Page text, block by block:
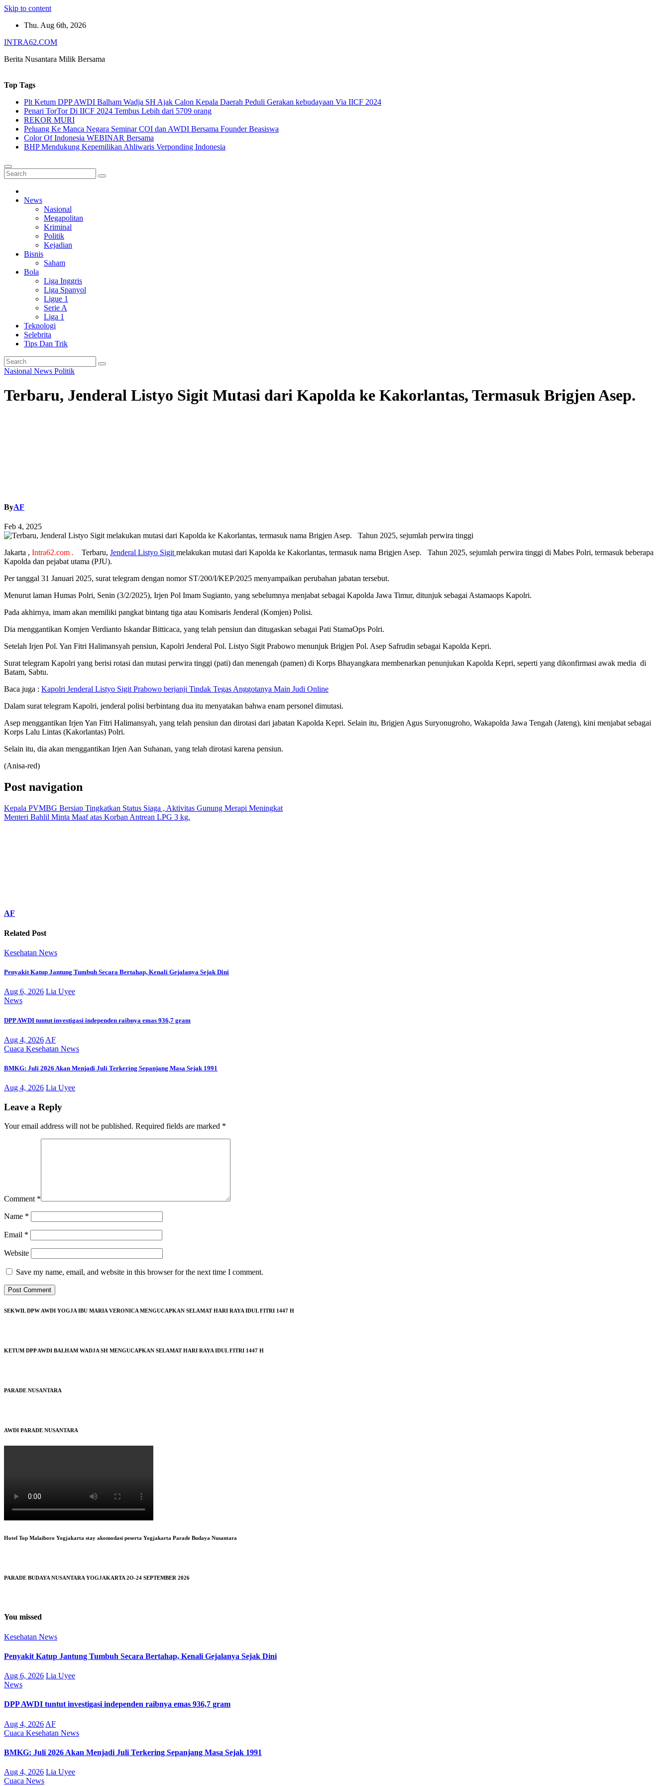
Skip to content
Thu. Aug 6th, 2026
INTRA62.COM
Berita Nusantara Milik Bersama
Top Tags
Plt Ketum DPP AWDI Balham Wadja SH Ajak Calon Kepala Daerah Peduli Gerakan kebudayaan Via IICF 2024
Penari TorTor Di IICF 2024 Tembus Lebih dari 5709 orang
REKOR MURI
Peluang Ke Manca Negara Seminar COI dan AWDI Bersama Founder Beasiswa
Color Of Indonesia WEBINAR Bersama
BHP Mendukung Kepemilikan Ahliwaris Verponding Indonesia
News
Nasional
Megapolitan
Kriminal
Politik
Kejadian
Bisnis
Saham
Bola
Liga Inggris
Liga Spanyol
Ligue 1
Serie A
Liga 1
Teknologi
Selebrita
Tips Dan Trik
Nasional News Politik
Terbaru, Jenderal Listyo Sigit Mutasi dari Kapolda ke Kakorlantas, Termasuk Brigjen Asep.
ByAF
Feb 4, 2025
Jakarta , Intra62.com . Terbaru, Jenderal Listyo Sigitmelakukan mutasi dari Kapolda ke Kakorlantas, termasuk nama Brigjen Asep. Tahun 2025, sejumlah perwira tinggi di Mabes Polri, termasuk beberapa
Kapolda dan pejabat utama (PJU).
Per tanggal 31 Januari 2025, surat telegram dengan nomor ST/200/I/KEP/2025 menyampaikan perubahan jabatan tersebut.
Menurut laman Humas Polri, Senin (3/2/2025), Irjen Pol Imam Sugianto, yang sebelumnya menjabat sebagai Kapolda Jawa Timur, ditunjuk sebagai Astamaops Kapolri.
Pada akhirnya, imam akan memiliki pangkat bintang tiga atau Komisaris Jenderal (Komjen) Polisi.
Dia menggantikan Komjen Verdianto Iskandar Bitticaca, yang telah pensiun dan ditugaskan sebagai Pati StamaOps Polri.
Setelah Irjen Pol. Yan Fitri Halimansyah pensiun, Kapolri Jenderal Pol. Listyo Sigit Prabowo menunjuk Brigjen Pol. Asep Safrudin sebagai Kapolda Kepri.
Surat telegram Kapolri yang berisi rotasi dan mutasi perwira tinggi (pati) dan menengah (pamen) di Korps Bhayangkara membenarkan penunjukan Kapolda Kepri, seperti yang dikonfirmasi awak media di
Batam, Sabtu.
Baca juga : Kapolri Jenderal Listyo Sigit Prabowo berjanji Tindak Tegas Anggotanya Main Judi Online
Dalam surat telegram Kapolri, jenderal polisi berbintang dua itu menyatakan bahwa enam personel dimutasi.
Asep menggantikan Irjen Yan Fitri Halimansyah, yang telah pensiun dan dirotasi dari jabatan Kapolda Kepri. Selain itu, Brigjen Agus Suryonugroho, Wakapolda Jawa Tengah (Jateng), kini menjabat sebagai
Korps Lalu Lintas (Kakorlantas) Polri.
Selain itu, dia akan menggantikan Irjen Aan Suhanan, yang telah dirotasi karena pensiun.
(Anisa-red)
Post navigation
Kepala PVMBG Bersiap Tingkatkan Status Siaga , Aktivitas Gunung Merapi Meningkat
Menteri Bahlil Minta Maaf atas Korban Antrean LPG 3 kg.
AF
Related Post
Kesehatan News
Penyakit Katup Jantung Tumbuh Secara Bertahap, Kenali Gejalanya Sejak Dini
Aug 6, 2026 Lia Uyee
News
DPP AWDI tuntut investigasi independen raibnya emas 936,7 gram
Aug 4, 2026 AF
Cuaca Kesehatan News
BMKG: Juli 2026 Akan Menjadi Juli Terkering Sepanjang Masa Sejak 1991
Aug 4, 2026 Lia Uyee
Leave a Reply
Your email address will not be published. Required fields are marked *
Comment *
Name *
Email *
Website
Save my name, email, and website in this browser for the next time I comment.
SEKWIL DPW AWDI YOGJA IBU MARIA VERONICA MENGUCAPKAN SELAMAT HARI RAYA IDUL FITRI 1447 H
KETUM DPP AWDI BALHAM WADJA SH MENGUCAPKAN SELAMAT HARI RAYA IDUL FITRI 1447 H
PARADE NUSANTARA
AWDI PARADE NUSANTARA
Hotel Top Malaiboro Yogjakarta stay akomodasi peserta Yogjakarta Parade Budaya Nusantara
PARADE BUDAYA NUSANTARA YOGJAKARTA 2O-24 SEPTEMBER 2026
You missed
Kesehatan News
Penyakit Katup Jantung Tumbuh Secara Bertahap, Kenali Gejalanya Sejak Dini
Aug 6, 2026 Lia Uyee
News
DPP AWDI tuntut investigasi independen raibnya emas 936,7 gram
Aug 4, 2026 AF
Cuaca Kesehatan News
BMKG: Juli 2026 Akan Menjadi Juli Terkering Sepanjang Masa Sejak 1991
Aug 4, 2026 Lia Uyee
Cuaca News